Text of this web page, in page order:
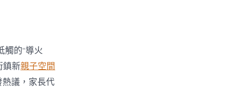
觸的“導火
鎮新親子空間
議，家長代